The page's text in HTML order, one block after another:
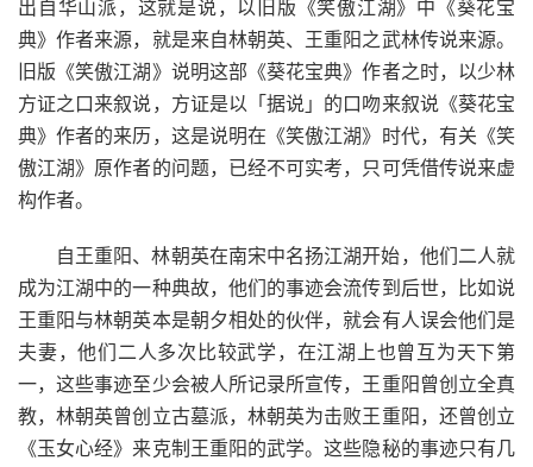
出自华山派，这就是说，以旧版《笑傲江湖》中《葵花宝
典》作者来源，就是来自林朝英、王重阳之武林传说来源。
旧版《笑傲江湖》说明这部《葵花宝典》作者之时，以少林
方证之口来叙说，方证是以「据说」的口吻来叙说《葵花宝
典》作者的来历，这是说明在《笑傲江湖》时代，有关《笑
傲江湖》原作者的问题，已经不可实考，只可凭借传说来虚
构作者。
自王重阳、林朝英在南宋中名扬江湖开始，他们二人就
成为江湖中的一种典故，他们的事迹会流传到后世，比如说
王重阳与林朝英本是朝夕相处的伙伴，就会有人误会他们是
夫妻，他们二人多次比较武学，在江湖上也曾互为天下第
一，这些事迹至少会被人所记录所宣传，王重阳曾创立全真
教，林朝英曾创立古墓派，林朝英为击败王重阳，还曾创立
《玉女心经》来克制王重阳的武学。这些隐秘的事迹只有几